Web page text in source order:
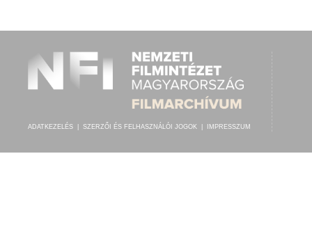
ADATKEZELÉS SZERZŐI ÉS FELHASZNÁLÓI JOGOK IMPRESSZUM